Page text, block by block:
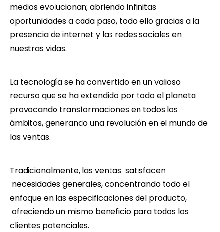
medios evolucionan; abriendo infinitas
oportunidades a cada paso, todo ello gracias a la
presencia de internet y las redes sociales en
nuestras vidas.
La tecnología se ha convertido en un valioso
recurso que se ha extendido por todo el planeta
provocando transformaciones en todos los
ámbitos, generando una revolución en el mundo de
las ventas.
Tradicionalmente, las ventas satisfacen
necesidades generales, concentrando todo el
enfoque en las especificaciones del producto,
ofreciendo un mismo beneficio para todos los
clientes potenciales.